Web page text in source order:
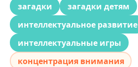
загадки
загадки детям
интеллектуальное развитие
интеллектуальные игры
концентрация внимания